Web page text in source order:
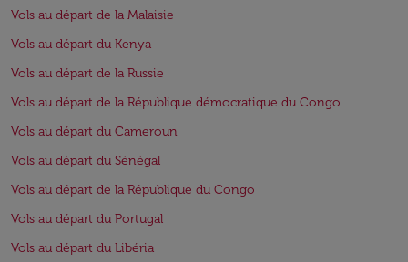
Vols au départ de la Malaisie
Vols au départ du Kenya
Vols au départ de la Russie
Vols au départ de la République démocratique du Congo
Vols au départ du Cameroun
Vols au départ du Sénégal
Vols au départ de la République du Congo
Vols au départ du Portugal
Vols au départ du Libéria